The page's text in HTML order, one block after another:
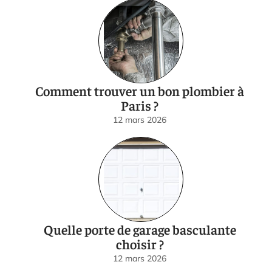
Comment trouver un bon plombier à
Paris ?
12 mars 2026
Quelle porte de garage basculante
choisir ?
12 mars 2026